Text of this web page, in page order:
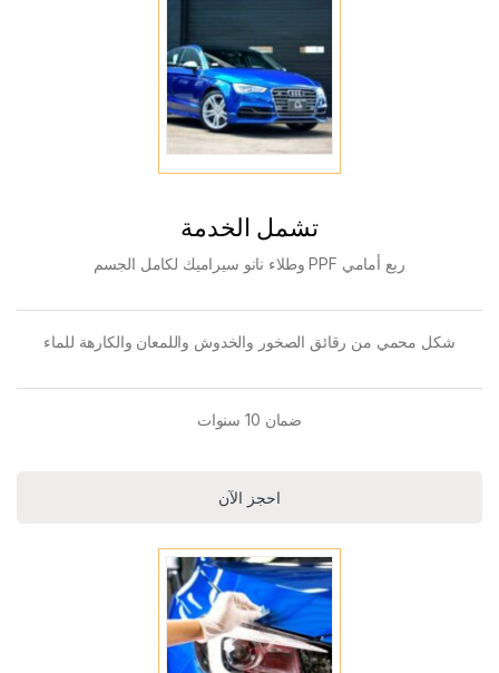
تشمل الخدمة
ربع أمامي PPF وطلاء نانو سيراميك لكامل الجسم
شكل محمي من رقائق الصخور والخدوش واللمعان والكارهة للماء
ضمان 10 سنوات
احجز الآن